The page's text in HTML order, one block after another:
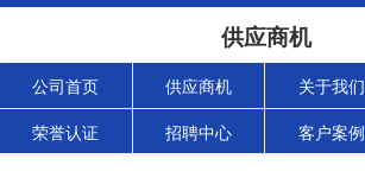
供应商机
公司首页 供应商机 关于我们
荣誉认证 招聘中心 客户案例